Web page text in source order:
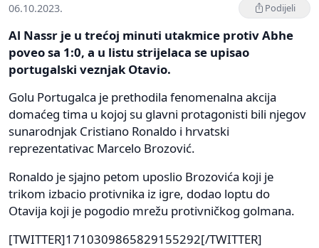
06.10.2023. Podijeli
Al Nassr je u trećoj minuti utakmice protiv Abhe
poveo sa 1:0, a u listu strijelaca se upisao
portugalski veznjak Otavio.
Golu Portugalca je prethodila fenomenalna akcija
domaćeg tima u kojoj su glavni protagonisti bili njegov
sunarodnjak Cristiano Ronaldo i hrvatski
reprezentativac Marcelo Brozović.
Ronaldo je sjajno petom uposlio Brozovića koji je
trikom izbacio protivnika iz igre, dodao loptu do
Otavija koji je pogodio mrežu protivničkog golmana.
[TWITTER]1710309865829155292[/TWITTER]